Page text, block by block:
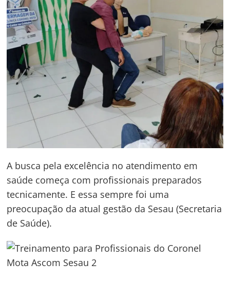
A busca pela excelência no atendimento em
saúde começa com profissionais preparados
tecnicamente. E essa sempre foi uma
preocupação da atual gestão da Sesau (Secretaria
de Saúde).